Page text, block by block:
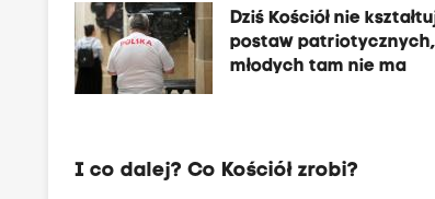
Dziś Kościół nie
postaw
młodych tam nie ma
I co dalej? Co Kościół zrobi?